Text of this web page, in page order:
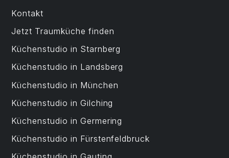
Kontakt
Jetzt Traumküche finden
Küchenstudio in Starnberg
Küchenstudio in Landsberg
Küchenstudio in München
Küchenstudio in Gilching
Küchenstudio in Germering
Küchenstudio in Fürstenfeldbruck